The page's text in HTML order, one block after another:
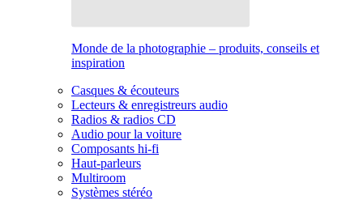
Monde de la photographie – produits, conseils et
inspiration
Casques & écouteurs
Lecteurs & enregistreurs audio
Radios & radios CD
Audio pour la voiture
Composants hi-fi
Haut-parleurs
Multiroom
Systèmes stéréo